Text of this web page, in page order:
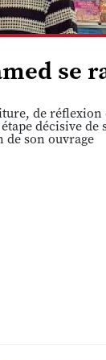
se
de réflexion
décisive de
son ouvrage